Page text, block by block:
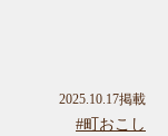
2025.10.17掲載
#町おこし